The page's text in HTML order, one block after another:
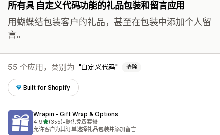
所有具 自定义代码功能的礼品包装和留言应用
用蝴蝶结包装客户的礼品，甚至在包装中添加个人留
言。
55 个应用，类别为 自定义代码 清除
Built for Shopify
Wrapin ‑ Gift Wrap & Options
4.9星（满分 5 星）
(355)
总共 355 条评论
•提供免费套餐
允许客户为其订单选择礼品包装并添加留言